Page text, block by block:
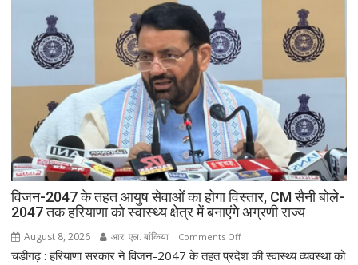
विजन-2047 के तहत आयुष सेवाओं का होगा विस्तार, CM सैनी बोले-
2047 तक हरियाणा को स्वास्थ्य क्षेत्र में बनाएंगे अग्रणी राज्य
August 8, 2026 आर. एल. बांकिया Comments Offon
विजन-2047
चंडीगढ़ : हरियाणा सरकार ने विजन-2047 के तहत प्रदेश की स्वास्थ्य व्यवस्था को